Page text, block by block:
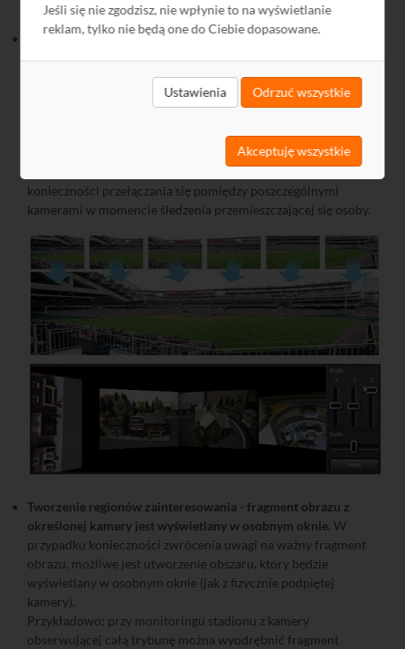
Jeśli się nie zgodzisz, nie wpłynie to na wyświetlanie
reklam, tylko nie będą one do Ciebie dopasowane.
Ustawienia Odrzuć wszystkie
Akceptuję wszystkie
Technologia NUUO Image Fusion – łączenie obrazu z 10
kamer stacjonarnych w widok panoramiczny, umożliwiając
całościowy pogląd na otoczenie.Funkcja NUUO Fusion
umożliwia dostosowywanie widoków z poszczególnych kamer
jeden spójny obraz, bez zjawiska tzw. "martwych pól". Dzięki
tej funkcjonalności możliwe jest utworzenie monitoringu
stadionu, parkingu, ulicy, magazynu czy długiego korytarza bez
konieczności przełączania się pomiędzy poszczególnymi
kamerami w momencie śledzenia przemieszczającej się osoby.
Tworzenie regionów zainteresowania - fragment obrazu z
określonej kamery jest wyświetlany w osobnym oknie. W
przypadku konieczności zwrócenia uwagi na ważny fragment
obrazu, możliwe jest utworzenie obszaru, który będzie
wyświetlany w osobnym oknie (jak z fizycznie podpiętej
kamery).
Przykładowo: przy monitoringu stadionu z kamery
obserwującej całą trybunę można wyodrębnić fragment